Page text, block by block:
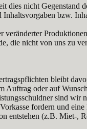
dies nicht Gegenstand
bzw.
die nicht von uns zu
bleibt
oder auf
sind wir
fordern und
entstehen (z.B. Miet-,